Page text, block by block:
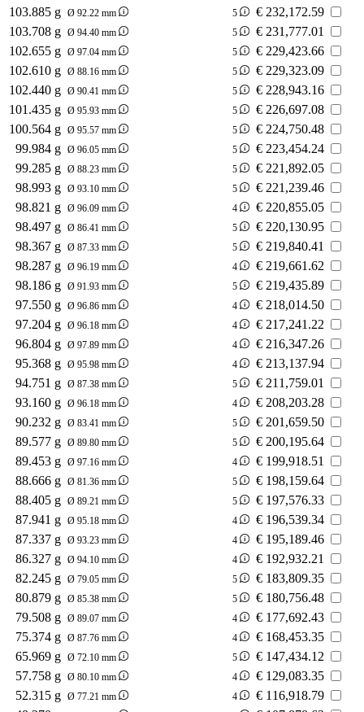
103.885 g Ø 92.22 mm 5 € 232,172.59
103.708 g Ø 94.40 mm 5 € 231,777.01
102.655 g Ø 97.04 mm 5 € 229,423.66
102.610 g Ø 88.16 mm 5 € 229,323.09
102.440 g Ø 90.41 mm 5 € 228,943.16
101.435 g Ø 95.93 mm 5 € 226,697.08
100.564 g Ø 95.57 mm 5 € 224,750.48
99.984 g Ø 96.05 mm 5 € 223,454.24
99.285 g Ø 88.23 mm 5 € 221,892.05
98.993 g Ø 93.10 mm 5 € 221,239.46
98.821 g Ø 96.09 mm 4 € 220,855.05
98.497 g Ø 86.41 mm 5 € 220,130.95
98.367 g Ø 87.33 mm 5 € 219,840.41
98.287 g Ø 96.19 mm 4 € 219,661.62
98.186 g Ø 91.93 mm 5 € 219,435.89
97.550 g Ø 96.86 mm 4 € 218,014.50
97.204 g Ø 96.18 mm 4 € 217,241.22
96.804 g Ø 97.89 mm 4 € 216,347.26
95.368 g Ø 95.98 mm 4 € 213,137.94
94.751 g Ø 87.38 mm 5 € 211,759.01
93.160 g Ø 96.18 mm 4 € 208,203.28
90.232 g Ø 83.41 mm 5 € 201,659.50
89.577 g Ø 89.80 mm 5 € 200,195.64
89.453 g Ø 97.16 mm 4 € 199,918.51
88.666 g Ø 81.36 mm 5 € 198,159.64
88.405 g Ø 89.21 mm 5 € 197,576.33
87.941 g Ø 95.18 mm 4 € 196,539.34
87.337 g Ø 93.23 mm 4 € 195,189.46
86.327 g Ø 94.10 mm 4 € 192,932.21
82.245 g Ø 79.05 mm 5 € 183,809.35
80.879 g Ø 85.38 mm 5 € 180,756.48
79.508 g Ø 89.07 mm 4 € 177,692.43
75.374 g Ø 87.76 mm 4 € 168,453.35
65.969 g Ø 72.10 mm 5 € 147,434.12
57.758 g Ø 80.10 mm 4 € 129,083.35
52.315 g Ø 77.21 mm 4 € 116,918.79